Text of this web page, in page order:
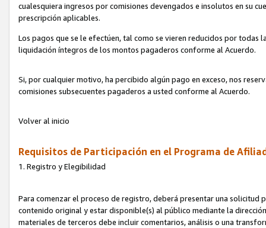
cualesquiera ingresos por comisiones devengados e insolutos en su
prescripción aplicables.
Los pagos que se le efectúen, tal como se vieren reducidos por todas
liquidación íntegros de los montos pagaderos conforme al Acuerdo.
Si, por cualquier motivo, ha percibido algún pago en exceso, nos
comisiones subsecuentes pagaderos a usted conforme al Acuerdo.
Volver al inicio
Requisitos de Participación en el Programa de
1. Registro y Elegibilidad
Para comenzar el proceso de registro, deberá presentar una solicitud
contenido original y estar disponible(s) al público mediante la
materiales de terceros debe incluir comentarios, análisis o una